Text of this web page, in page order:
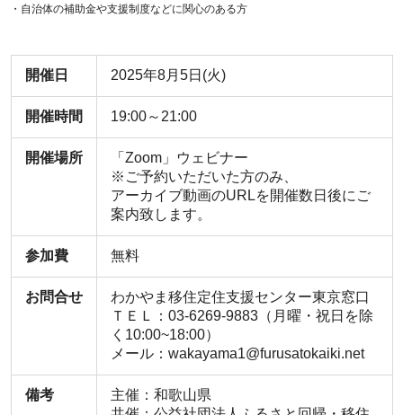
・自治体の補助金や支援制度などに関心のある方
開催日 2025年8月5日(火)
開催時間 19:00～21:00
開催場所
「Zoom」ウェビナー
※ご予約いただいた方のみ、
アーカイブ動画のURLを開催数日後にご
案内致します。
参加費 無料
お問合せ
わかやま移住定住支援センター東京窓口
ＴＥＬ：03-6269-9883（月曜・祝日を除
く10:00~18:00）
メール：wakayama1@furusatokaiki.net
備考
主催：和歌山県